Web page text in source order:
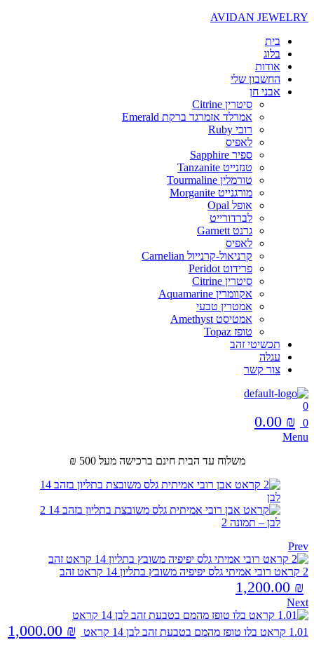
AVIDAN JEWELRY
בית
בלוג
אודות
החשבון שלי
אבני חן
סיטרין Citrine
אמרלד אזמרגד ברקת Emerald
רובי Ruby
לאפיס
ספיר Sapphire
טנזנייט Tanzanite
טורמלין Tourmaline
מורגנייט Morganite
אופל Opal
לברדורייט
גרנט Garnett
לאפיס
קרניאול-קרנייול Carnelian
פרידוט Peridot
סיטרין Citrine
אקוומרין Aquamarine
אמטרין טבעי
אמטיסט Amethyst
טופז Topaz
תכשיטי זהב
עגלה
צור קשר
0
0
0.00 ₪
Menu
משלוח עד הבית חינם ברכישה מעל 500 ₪
Prev
2 קראט רובי אמיתי גלס יפיפיה משובץ בתליון 14 קראט זהב
1,200.00 ₪
Next
1.01 קראט בלו טופז מהמם בטבעת זהב לבן 14 קראט 1,000.00 ₪